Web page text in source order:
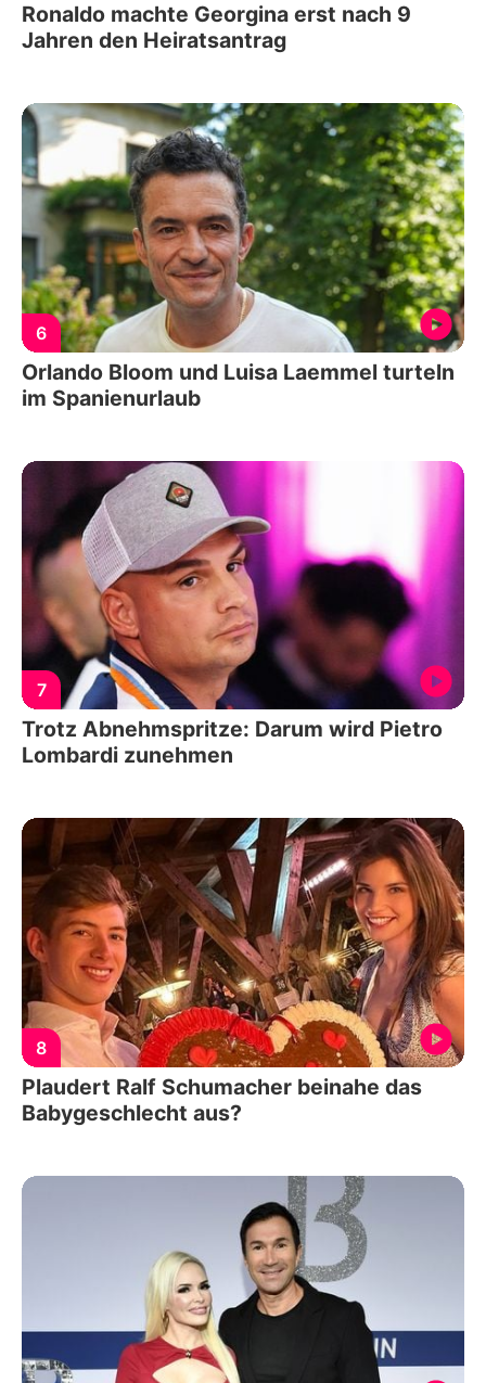
Ronaldo machte Georgina erst nach 9
Jahren den Heiratsantrag
6
Orlando Bloom und Luisa Laemmel turteln
im Spanienurlaub
7
Trotz Abnehmspritze: Darum wird Pietro
Lombardi zunehmen
8
Plaudert Ralf Schumacher beinahe das
Babygeschlecht aus?